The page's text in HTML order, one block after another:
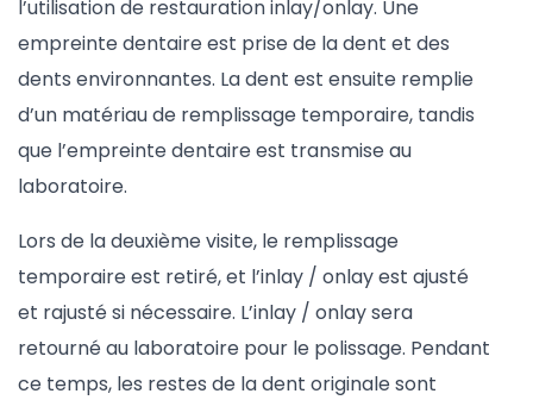
l’utilisation de restauration inlay/onlay. Une
empreinte dentaire est prise de la dent et des
dents environnantes. La dent est ensuite remplie
d’un matériau de remplissage temporaire, tandis
que l’empreinte dentaire est transmise au
laboratoire.
Lors de la deuxième visite, le remplissage
temporaire est retiré, et l’inlay / onlay est ajusté
et rajusté si nécessaire. L’inlay / onlay sera
retourné au laboratoire pour le polissage. Pendant
ce temps, les restes de la dent originale sont